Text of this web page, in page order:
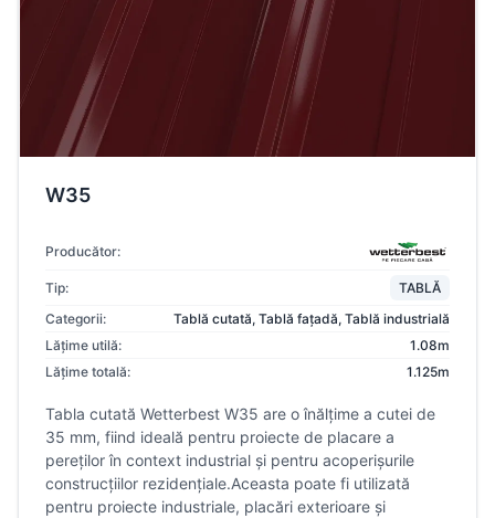
W35
Producător:
Tip:
TABLĂ
Categorii:
Tablă cutată, Tablă fațadă, Tablă industrială
Lățime utilă:
1.08m
Lățime totală:
1.125m
Tabla cutată Wetterbest W35 are o înălțime a cutei de
35 mm, fiind ideală pentru proiecte de placare a
pereților în context industrial și pentru acoperișurile
construcțiilor rezidențiale.Aceasta poate fi utilizată
pentru proiecte industriale, placări exterioare și